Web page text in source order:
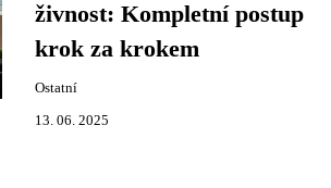
živnost: Kompletní postup
krok za krokem
Ostatní
13. 06. 2025